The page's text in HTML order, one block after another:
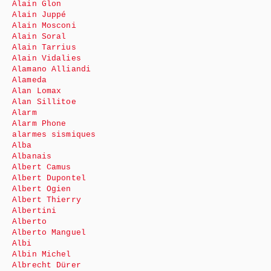
Alain Glon
Alain Juppé
Alain Mosconi
Alain Soral
Alain Tarrius
Alain Vidalies
Alamano Alliandi
Alameda
Alan Lomax
Alan Sillitoe
Alarm
Alarm Phone
alarmes sismiques
Alba
Albanais
Albert Camus
Albert Dupontel
Albert Ogien
Albert Thierry
Albertini
Alberto
Alberto Manguel
Albi
Albin Michel
Albrecht Dürer